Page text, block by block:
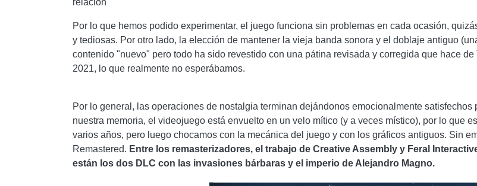
relación
Por lo que hemos podido experimentar, el juego funciona sin problemas en cada ocasión,
y tediosas. Por otro lado, la elección de mantener la vieja banda sonora y el doblaje antiguo
contenido "nuevo" pero todo ha sido revestido con una pátina revisada y corregida que hace
2021, lo que realmente no esperábamos.
Por lo general, las operaciones de nostalgia terminan dejándonos emocionalmente
nuestra memoria, el videojuego está envuelto en un velo mítico (y a veces místico), por lo que
varios años, pero luego chocamos con la mecánica del juego y con los gráficos antiguos. Sin
Remastered. Entre los remasterizadores, el trabajo de Creative Assembly y Feral
están los dos DLC con las invasiones bárbaras y el imperio de Alejandro Magno.